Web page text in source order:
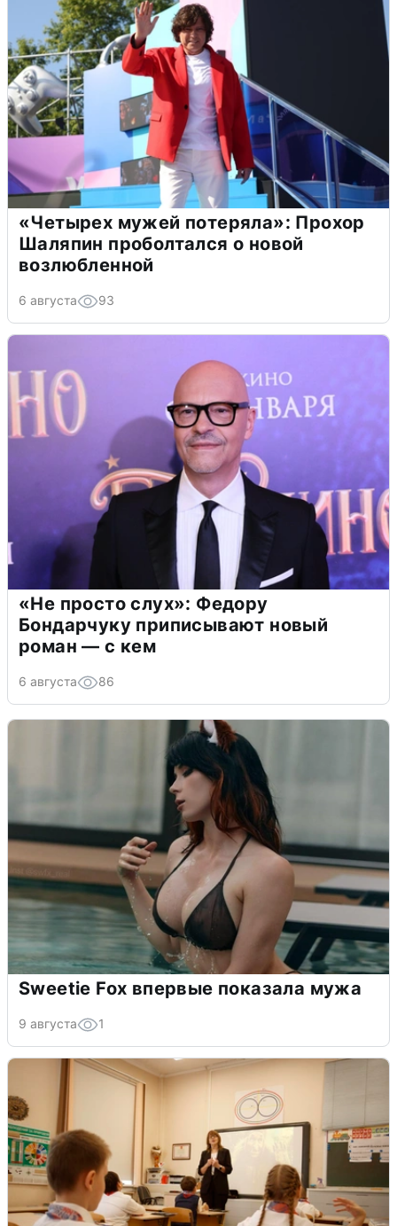
«Четырех мужей потеряла»: Прохор
Шаляпин проболтался о новой
возлюбленной
6 августа 93
«Не просто слух»: Федору
Бондарчуку приписывают новый
роман — с кем
6 августа 86
Sweetie Fox впервые показала мужа
9 августа 1